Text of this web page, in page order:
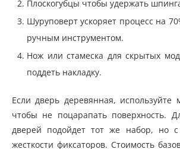
Плоскогубцы чтобы удержать
Шуруповерт ускоряет процесс на
ручным инструментом.
Нож или стамеска для скрытых
поддеть накладку.
Если дверь деревянная, используйте
чтобы не поцарапать поверхность.
дверей подойдет тот же набор, но
жесткости фиксаторов. Стоимость